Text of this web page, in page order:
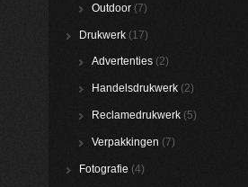
Outdoor (7)
Drukwerk (17)
Advertenties (2)
Handelsdrukwerk (2)
Reclamedrukwerk (5)
Verpakkingen (7)
Fotografie (4)